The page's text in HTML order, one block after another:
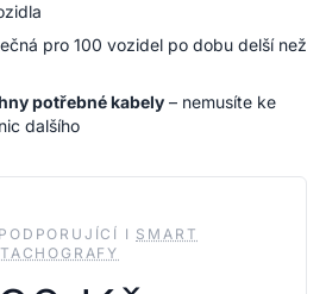
pro 100 vozidel po dobu delší než
potřebné kabely– nemusíte ke
dalšího
I SMART
TACHOGRAFY